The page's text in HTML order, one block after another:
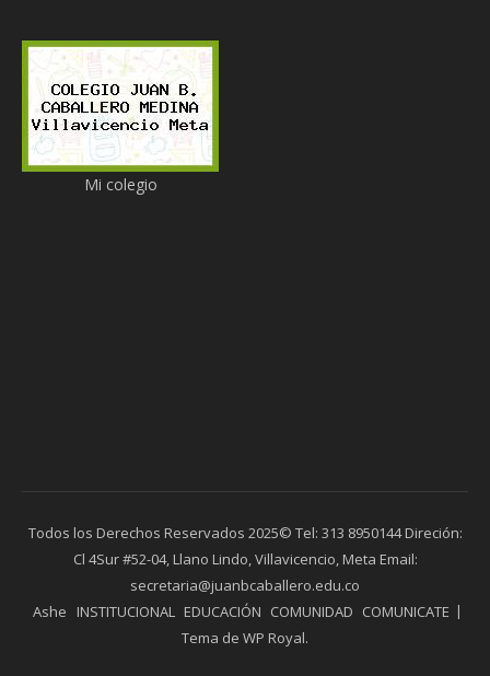
Mi colegio
Todos los Derechos Reservados 2025© Tel: 313 8950144 Direción:
Cl 4Sur #52-04, Llano Lindo, Villavicencio, Meta Email:
secretaria@juanbcaballero.edu.co
INSTITUCIONAL EDUCACIÓN COMUNIDAD COMUNICATE
Ashe
Tema de WP Royal.